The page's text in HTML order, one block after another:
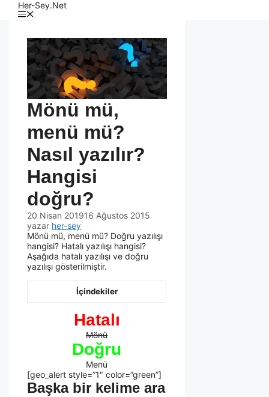
Her-Sey.Net
Mönü mü,
menü mü?
Nasıl yazılır?
Hangisi
doğru?
20 Nisan 201916 Ağustos 2015
yazar her-sey
Mönü mü, menü mü? Doğru yazılışı
hangisi? Hatalı yazılışı hangisi?
Aşağıda hatalı yazılışı ve doğru
yazılışı gösterilmiştir.
İçindekiler
Hatalı
Mönü
Doğru
Menü
[geo_alert style=”1″ color=”green”]
Başka bir kelime ara